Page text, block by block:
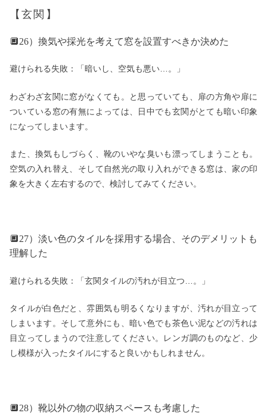
【玄関】
🔲26）換気や採光を考えて窓を設置すべきか決めた
避けられる失敗：「暗いし、空気も悪い…。」
わざわざ玄関に窓がなくても。と思っていても、扉の方角や扉に
ついている窓の有無によっては、日中でも玄関がとても暗い印象
になってしまいます。
また、換気もしづらく、靴のいやな臭いも漂ってしまうことも。
空気の入れ替え、そして自然光の取り入れができる窓は、家の印
象を大きく左右するので、検討してみてください。
🔲27）淡い色のタイルを採用する場合、そのデメリットも
理解した
避けられる失敗：「玄関タイルの汚れが目立つ…。」
タイルが白色だと、雰囲気も明るくなりますが、汚れが目立って
しまいます。そして意外にも、暗い色でも茶色い泥などの汚れは
目立ってしまうので注意してください。レンガ調のものなど、少
し模様が入ったタイルにすると良いかもしれません。
🔲28）靴以外の物の収納スペースも考慮した